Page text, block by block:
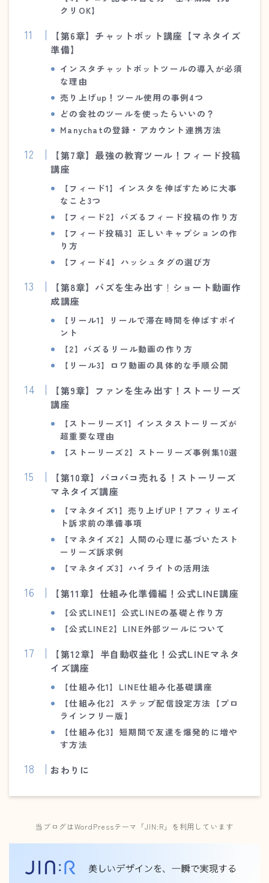
クリOK】
【第6章】チャットボット講座【マネタイズ
準備】
インスタチャットボットツールの導入が必須
な理由
売り上げup！ツール使用の事例4つ
どの会社のツールを使ったらいいの？
Manychatの登録・アカウント連携方法
【第7章】最強の教育ツール！フィード投稿
講座
【フィード1】インスタを伸ばすために大事
なこと3つ
【フィード2】バズるフィード投稿の作り方
【フィード投稿3】正しいキャプションの作
り方
【フィード4】ハッシュタグの選び方
【第8章】バズを生み出す ！ ショート動画作
成講座
【リール1】リールで滞在時間を伸ばすポイ
ント
【2】バズるリール動画の作り方
【リール3】ロワ動画の具体的な手順公開
【第9章】ファンを生み出す！ストーリーズ
講座
【ストーリーズ1】 インスタストーリーズが
超重要な理由
【ストーリーズ2】 ストーリーズ事例集10選
【第10章】バコバコ売れる！ストーリーズ
マネタイズ講座
【マネタイズ1】売り上げUP！アフィリエイ
ト訴求前の準備事項
【マネタイズ2】人間の心理に基づいたスト
ーリーズ訴求例
【マネタイズ3】ハイライトの活用法
【第11章】仕組み化準備編！公式LINE講座
【公式LINE1】公式LINEの基礎と作り方
【公式LINE2】LINE外部ツールについて
【第12章】半自動収益化！公式LINEマネタ
イズ講座
【仕組み化1】LINE仕組み化基礎講座
【仕組み化2】ステップ配信設定方法【プロ
ラインフリー版】
【仕組み化3】短期間で友達を爆発的に増や
す方法
おわりに
当ブログはWordPressテーマ「JIN:R」を利用しています